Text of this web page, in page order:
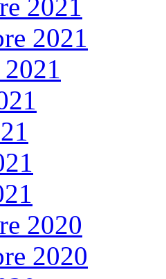
2021
2021
2020
2020